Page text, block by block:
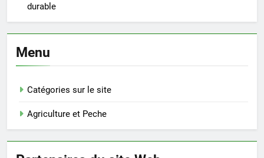
durable
Menu
Catégories sur le site
Agriculture et Peche